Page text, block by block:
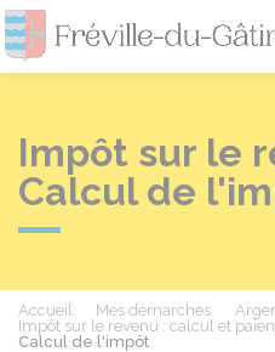
Impôt sur le
Calcul de
Accueil Mes démarches
Impôt sur le revenu : calcul et
Calcul de l'impôt